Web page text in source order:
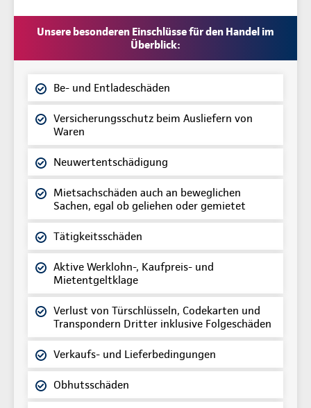
Unsere besonderen Einschlüsse für den Handel im
Überblick:
Be- und Entladeschäden
Versicherungsschutz beim Ausliefern von
Waren
Neuwertentschädigung
Mietsachschäden auch an beweglichen
Sachen, egal ob geliehen oder gemietet
Tätigkeitsschäden
Aktive Werklohn-, Kaufpreis- und
Mietentgeltklage
Verlust von Türschlüsseln, Codekarten und
Transpondern Dritter inklusive Folgeschäden
Verkaufs- und Lieferbedingungen
Obhutsschäden